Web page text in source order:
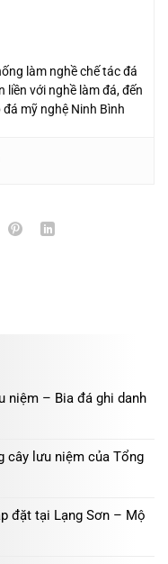
làm nghề chế tác đá
liền với nghề làm đá, đến
mỹ nghệ Ninh Bình
niệm – Bia đá ghi danh
cây lưu niệm của Tổng
đặt tại Lạng Sơn – Mộ